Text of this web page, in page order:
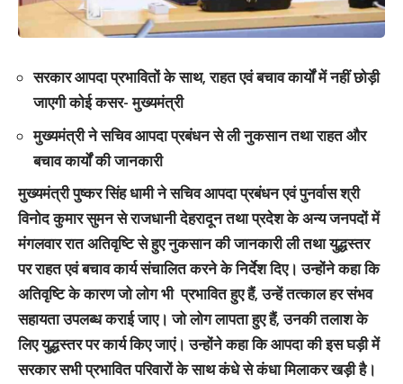
सरकार आपदा प्रभावितों के साथ, राहत एवं बचाव कार्यों में नहीं छोड़ी
जाएगी कोई कसर- मुख्यमंत्री
मुख्यमंत्री ने सचिव आपदा प्रबंधन से ली नुकसान तथा राहत और
बचाव कार्यों की जानकारी
मुख्यमंत्री पुष्कर सिंह धामी ने सचिव आपदा प्रबंधन एवं पुनर्वास श्री
विनोद कुमार सुमन से राजधानी देहरादून तथा प्रदेश के अन्य जनपदों में
मंगलवार रात अतिवृष्टि से हुए नुकसान की जानकारी ली तथा युद्धस्तर
पर राहत एवं बचाव कार्य संचालित करने के निर्देश दिए। उन्होंने कहा कि
अतिवृष्टि के कारण जो लोग भी प्रभावित हुए हैं, उन्हें तत्काल हर संभव
सहायता उपलब्ध कराई जाए। जो लोग लापता हुए हैं, उनकी तलाश के
लिए युद्धस्तर पर कार्य किए जाएं। उन्होंने कहा कि आपदा की इस घड़ी में
सरकार सभी प्रभावित परिवारों के साथ कंधे से कंधा मिलाकर खड़ी है।